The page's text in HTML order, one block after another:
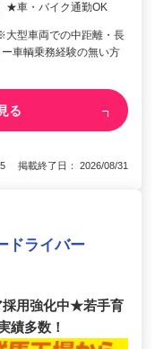
★車・バイク通勤OK
型車両での中距離・長
車輌乗務経験の無い方
る
掲載終了日： 2026/08/31
ドライバー
用強化中★若手育
績多数！